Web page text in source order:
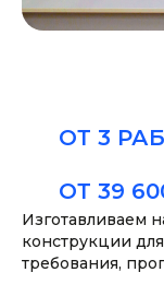
ОТ 3
ОТ 39
Изготавливаем
конструкции
требования,